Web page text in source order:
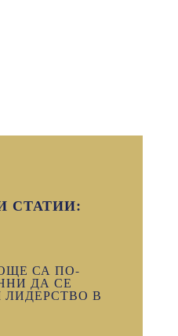
СТАТИИ:
СА ПО-
ДА СЕ
В